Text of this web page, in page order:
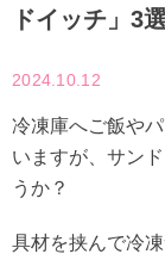
ドイッチ」3選
2024.10.12
冷凍庫へご飯や
いますが、サン
うか？
具材を挟んで冷